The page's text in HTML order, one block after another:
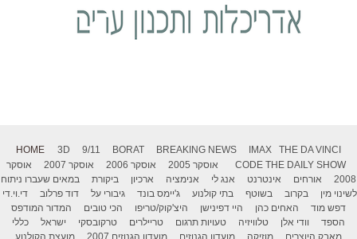
HOME 3D 9/11 BORAT BREAKING NEWS IMAX
THE DA VINCI
CODE THE DAILY SHOW אוסקר 2005 אוסקר 2006 אוסקר 2007
אוסקר
2008
אורחים אינטרנט אנג לי אנימציה ארכיון ביקורת
במאים שעברו ניתוח
לשינוי מין
בקרוב בשוטף בתי קולנוע ג'יימס בונד גיבורי על דוד פרלוב
די.וי.די
דפש מוד
האחים כהן היי דפינישן היצ'קוק/טריפו הכי טובים
המדור המודפס
הספד
וודי אלן טלוויזיה טעויות תרגום טריילרים טרקובסקי ישראל
כללי